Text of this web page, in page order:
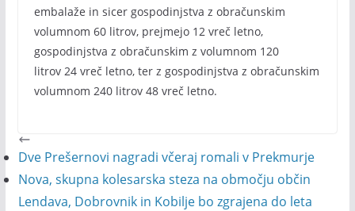
embalaže in sicer gospodinjstva z obračunskim
volumnom 60 litrov, prejmejo 12 vreč letno,
gospodinjstva z obračunskim z volumnom 120
litrov 24 vreč letno, ter z gospodinjstva z obračunskim
volumnom 240 litrov 48 vreč letno.
Dve Prešernovi nagradi včeraj romali v Prekmurje
Nova, skupna kolesarska steza na območju občin
Lendava, Dobrovnik in Kobilje bo zgrajena do leta